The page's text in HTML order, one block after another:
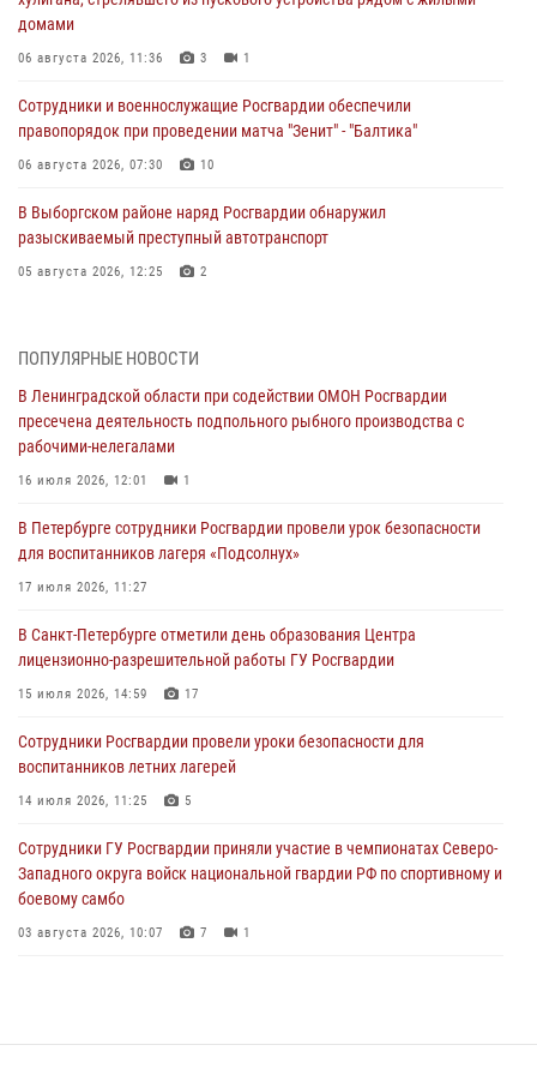
домами
06 августа 2026, 11:36 3 1
Сотрудники и военнослужащие Росгвардии обеспечили
правопорядок при проведении матча "Зенит" - "Балтика"
06 августа 2026, 07:30 10
В Выборгском районе наряд Росгвардии обнаружил
разыскиваемый преступный автотранспорт
05 августа 2026, 12:25 2
Ленобласти
04 августа 2026, 14:05
В Зеленогорске сотрудники Росгвардии, став очевидцами
серьезного ДТП, вызвали на место происшествия спасателей, а
03 августа 2026, 14:15 3 1
Росгвардейцы приняли участие в Большом семейном фестивале
В Ленинградской области сотрудники Росгвардии обнаружили
пропавшего мальчика с нарушением слуха и помогли ему вернуться
03 августа 2026, 11:51
В Санкт-Петербурге при содействии СОБР Росгвардии задержаны
03 августа 2026, 10:15 1
ПОПУЛЯРНЫЕ НОВОСТИ
В Ленинградской области при содействии ОМОН Росгвардии
пресечена деятельность подпольного рыбного производства с
рабочими-нелегалами
16 июля 2026, 12:01 1
В Петербурге сотрудники Росгвардии провели урок безопасности
для воспитанников лагеря «Подсолнух»
17 июля 2026, 11:27
В Санкт-Петербурге отметили день образования Центра
лицензионно-разрешительной работы ГУ Росгвардии
15 июля 2026, 14:59 17
Сотрудники Росгвардии провели уроки безопасности для
воспитанников летних лагерей
14 июля 2026, 11:25 5
Сотрудники ГУ Росгвардии приняли участие в чемпионатах Северо-
Западного округа войск национальной гвардии РФ по спортивному и
боевому самбо
03 августа 2026, 10:07 7 1